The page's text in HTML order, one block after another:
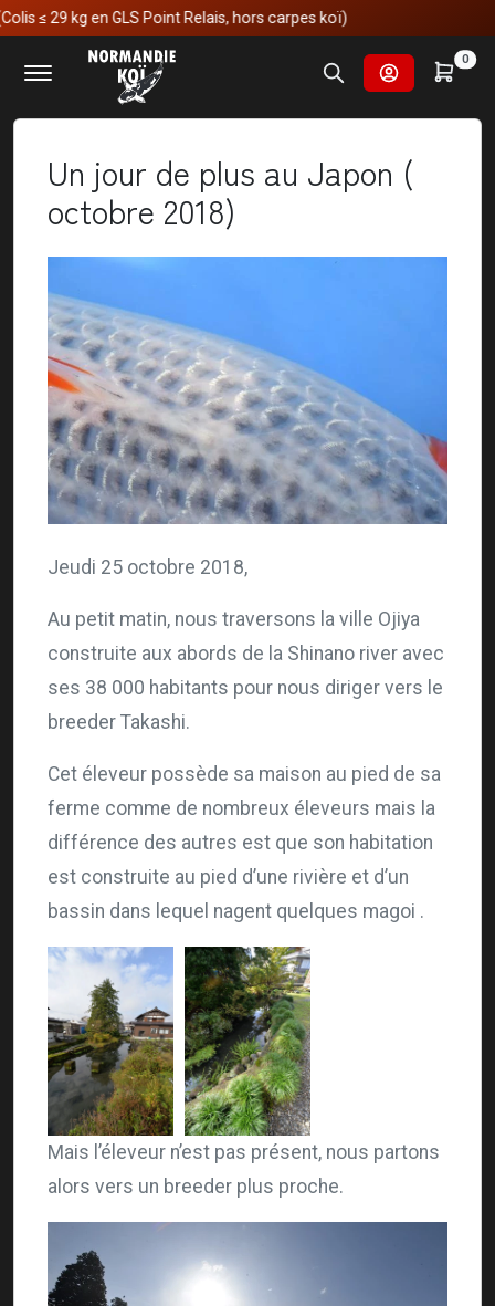
GLS Point Relais, hors carpes koï)
0
Accueil
Nos voyages au japon
Un jour de plus au Japon ( octobre 2018)
Un jour de plus au Japon (
octobre 2018)
Jeudi 25 octobre 2018,
Au petit matin, nous traversons la ville Ojiya
construite aux abords de la Shinano river avec
ses 38 000 habitants pour nous diriger vers le
breeder Takashi.
Cet éleveur possède sa maison au pied de sa
ferme comme de nombreux éleveurs mais la
différence des autres est que son habitation
est construite au pied d’une rivière et d’un
bassin dans lequel nagent quelques magoi .
Mais l’éleveur n’est pas présent, nous partons
alors vers un breeder plus proche.